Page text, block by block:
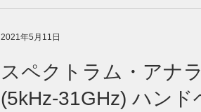
スペクトラム・アナ
(5kHz-31GHz) ハン
2021年5月11日